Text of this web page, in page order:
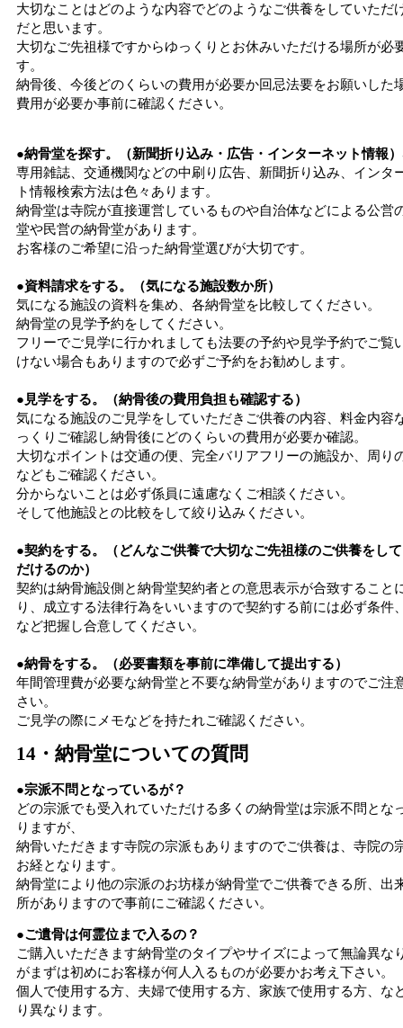
大切なことはどのような内容でどのようなご供養をしていただ
だと思います。
大切なご先祖様ですからゆっくりとお休みいただける場所が必
す。
納骨後、今後どのくらいの費用が必要か回忌法要をお願いした
費用が必要か事前に確認ください。
●納骨堂を探す。（新聞折り込み・広告・インターネット情報
専用雑誌、交通機関などの中刷り広告、新聞折り込み、インタ
ト情報検索方法は色々あります。
納骨堂は寺院が直接運営しているものや自治体などによる公営
堂や民営の納骨堂があります。
お客様のご希望に沿った納骨堂選びが大切です。
●資料請求をする。（気になる施設数か所）
気になる施設の資料を集め、各納骨堂を比較してください。
納骨堂の見学予約をしてください。
フリーでご見学に行かれましても法要の予約や見学予約でご覧
けない場合もありますので必ずご予約をお勧めします。
●見学をする。（納骨後の費用負担も確認する）
気になる施設のご見学をしていただきご供養の内容、料金内容
っくりご確認し納骨後にどのくらいの費用が必要か確認。
大切なポイントは交通の便、完全バリアフリーの施設か、周り
などもご確認ください。
分からないことは必ず係員に遠慮なくご相談ください。
そして他施設との比較をして絞り込みください。
●契約をする。（どんなご供養で大切なご先祖様のご供養をし
だけるのか）
契約は納骨施設側と納骨堂契約者との意思表示が合致すること
り、成立する法律行為をいいますので契約する前には必ず条件
など把握し合意してください。
●納骨をする。（必要書類を事前に準備して提出する）
年間管理費が必要な納骨堂と不要な納骨堂がありますのでご注
さい。
ご見学の際にメモなどを持たれご確認ください。
14・納骨堂についての質問
●宗派不問となっているが？
どの宗派でも受入れていただける多くの納骨堂は宗派不問とな
りますが、
納骨いただきます寺院の宗派もありますのでご供養は、寺院の
お経となります。
納骨堂により他の宗派のお坊様が納骨堂でご供養できる所、出
所がありますので事前にご確認ください。
●ご遺骨は何霊位まで入るの？
ご購入いただきます納骨堂のタイプやサイズによって無論異な
がまずは初めにお客様が何人入るものが必要かお考え下さい。
個人で使用する方、夫婦で使用する方、家族で使用する方、な
り異なります。